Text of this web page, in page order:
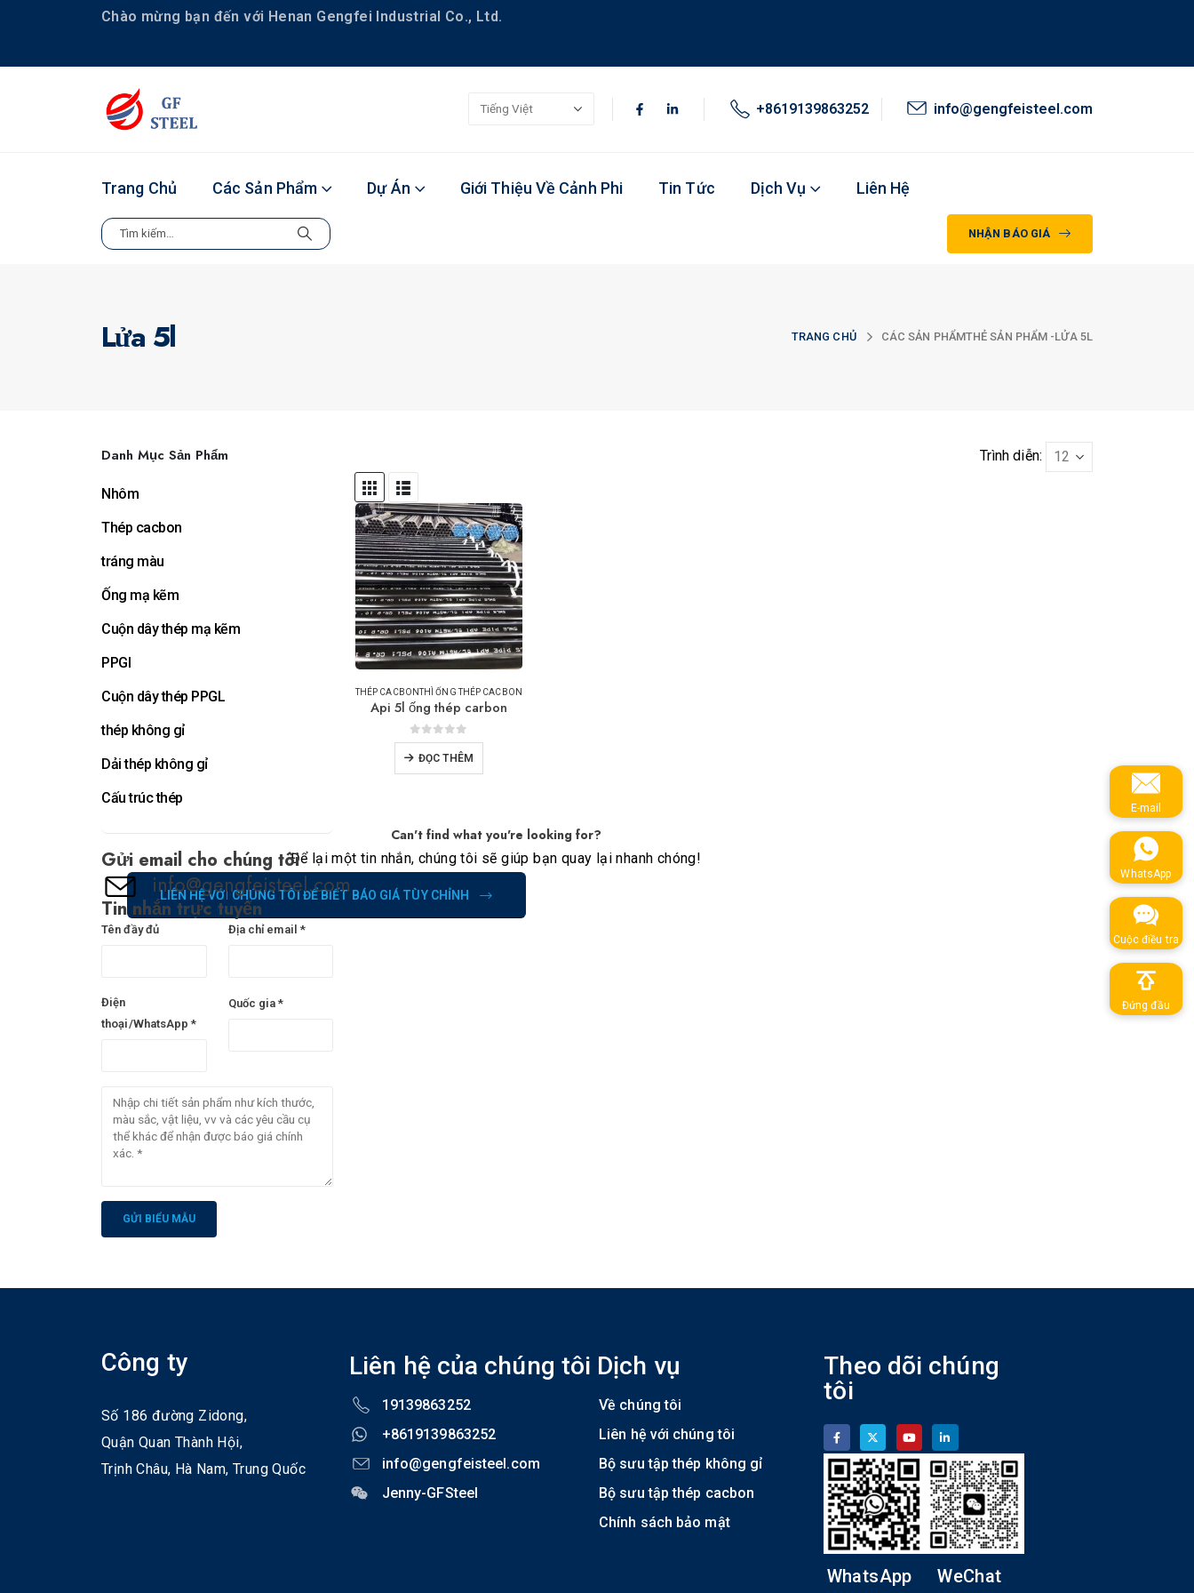
Chào mừng bạn đến với Henan Gengfei Industrial Co., Ltd.
+8619139863252 info@gengfeisteel.com
Trang Chủ Các Sản Phẩm Dự Án Giới Thiệu Về Cảnh Phi Tin Tức Dịch Vụ Liên Hệ
NHẬN BÁO GIÁ
Lửa 5l TRANG CHỦ CÁC SẢN PHẨMTHẺ SẢN PHẨM -LỬA 5L
Trình diễn:
THÉP CACBON THÌỐNG THÉP CACBON
Api 5l ống thép carbon
0trong số 5
ĐỌC THÊM
Can't find what you're looking for?
Để lại một tin nhắn, chúng tôi sẽ giúp bạn quay lại nhanh chóng!
LIÊN HỆ VỚI CHÚNG TÔI ĐỂ BIẾT BÁO GIÁ TÙY CHỈNH
Danh Mục Sản Phẩm
Nhôm
Thép cacbon
tráng màu
Ống mạ kẽm
Cuộn dây thép mạ kẽm
PPGI
Cuộn dây thép PPGL
thép không gỉ
Dải thép không gỉ
Cấu trúc thép
Gửi email cho chúng tôi
info@gengfeisteel.com
Tin nhắn trực tuyến
Tên đầy đủ Địa chỉ email *
Điện
thoại/WhatsApp *
Quốc gia *
Công ty
Số 186 đường Zidong,
Quận Quan Thành Hội,
Trịnh Châu, Hà Nam,Trung Quốc
Liên hệ của chúng tôi
19139863252
+8619139863252
info@gengfeisteel.com
Jenny-GFSteel
Dịch vụ
Về chúng tôi
Liên hệ với chúng tôi
Bộ sưu tập thép không gỉ
Bộ sưu tập thép cacbon
Chính sách bảo mật
Theo dõi chúng
tôi
WhatsApp WeChat
E-mail
WhatsApp
Cuộc điều tra
Đứng đầu